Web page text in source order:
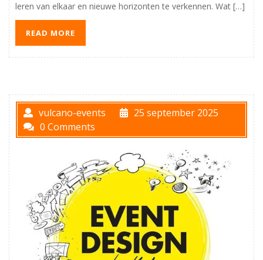
leren van elkaar en nieuwe horizonten te verkennen. Wat […]
READ MORE
vulcano-events
25 september 2025
0 Comments